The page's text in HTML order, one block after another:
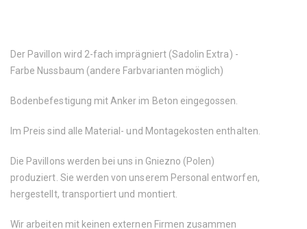
Der Pavillon wird 2-fach imprägniert (Sadolin Extra) -
Farbe Nussbaum (andere Farbvarianten möglich)
Bodenbefestigung mit Anker im Beton eingegossen.
Im Preis sind alle Material- und Montagekosten enthalten.
Die Pavillons werden bei uns in Gniezno (Polen)
produziert. Sie werden von unserem Personal entworfen,
hergestellt, transportiert und montiert.
Wir arbeiten mit keinen externen Firmen zusammen